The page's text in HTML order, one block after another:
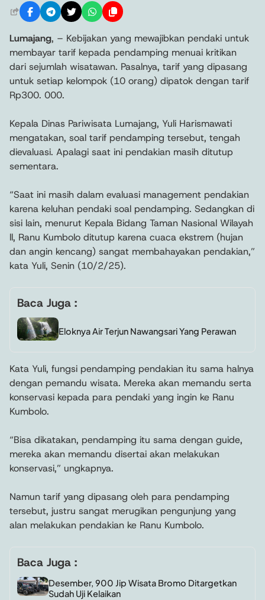
Lumajang, – Kebijakan yang mewajibkan pendaki untuk
membayar tarif kepada pendamping menuai kritikan
dari sejumlah wisatawan. Pasalnya, tarif yang dipasang
untuk setiap kelompok (10 orang) dipatok dengan tarif
Rp300. 000.
Kepala Dinas Pariwisata Lumajang, Yuli Harismawati
mengatakan, soal tarif pendamping tersebut, tengah
dievaluasi. Apalagi saat ini pendakian masih ditutup
sementara.
“Saat ini masih dalam evaluasi management pendakian
karena keluhan pendaki soal pendamping. Sedangkan di
sisi lain, menurut Kepala Bidang Taman Nasional Wilayah
ll, Ranu Kumbolo ditutup karena cuaca ekstrem (hujan
dan angin kencang) sangat membahayakan pendakian,”
kata Yuli, Senin (10/2/25).
Baca Juga :
Eloknya Air Terjun Nawangsari Yang Perawan
Kata Yuli, fungsi pendamping pendakian itu sama halnya
dengan pemandu wisata. Mereka akan memandu serta
konservasi kepada para pendaki yang ingin ke Ranu
Kumbolo.
“Bisa dikatakan, pendamping itu sama dengan guide,
mereka akan memandu disertai akan melakukan
konservasi,” ungkapnya.
Namun tarif yang dipasang oleh para pendamping
tersebut, justru sangat merugikan pengunjung yang
alan melakukan pendakian ke Ranu Kumbolo.
Baca Juga :
Desember, 900 Jip Wisata Bromo Ditargetkan
Sudah Uji Kelaikan